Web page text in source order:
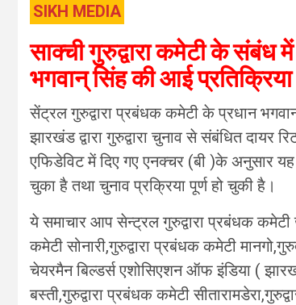
SIKH MEDIA
साक्ची गुरुद्वारा कमेटी के संबंध
भगवान् सिंह की आई
सेंट्रल गुरुद्वारा प्रबंधक कमेटी के प्रधान
झारखंड द्वारा गुरुद्वारा चुनाव से संबंधित दायर
एफिडेविट में दिए गए एनक्चर (बी )के अनुसार
चुका है तथा चुनाव प्रक्रिया पूर्ण हो चुकी है।
ये समाचार आप सेन्ट्रल गुरुद्वारा प्रबंधक कमेटी
कमेटी सोनारी,गुरुद्वारा प्रबंधक कमेटी
चेयरमैन बिल्डर्स एशोसिएशन ऑफ इंडिया (
बस्ती,गुरुद्वारा प्रबंधक कमेटी